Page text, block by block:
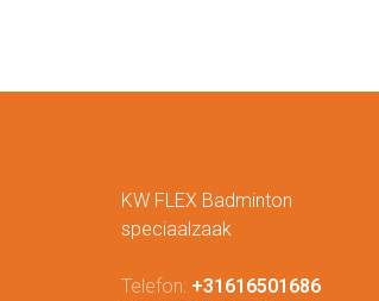
KW FLEX Badminton
speciaalzaak
Telefon: +31616501686